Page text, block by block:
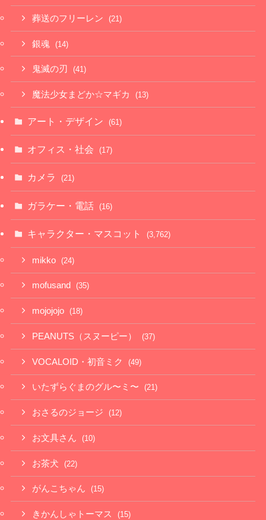
葬送のフリーレン (21)
銀魂 (14)
鬼滅の刃 (41)
魔法少女まどか☆マギカ (13)
アート・デザイン (61)
オフィス・社会 (17)
カメラ (21)
ガラケー・電話 (16)
キャラクター・マスコット (3,762)
mikko (24)
mofusand (35)
mojojojo (18)
PEANUTS（スヌーピー） (37)
VOCALOID・初音ミク (49)
いたずらぐまのグル〜ミ〜 (21)
おさるのジョージ (12)
お文具さん (10)
お茶犬 (22)
がんこちゃん (15)
きかんしゃトーマス (15)